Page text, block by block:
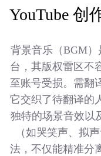
YouTube 创
背景音乐（BGM）
台，其版权雷区不
至账号受损。需翻
它交织了待翻译的
独特的场景音效以
（如哭笑声、拟
法，不仅能精准分